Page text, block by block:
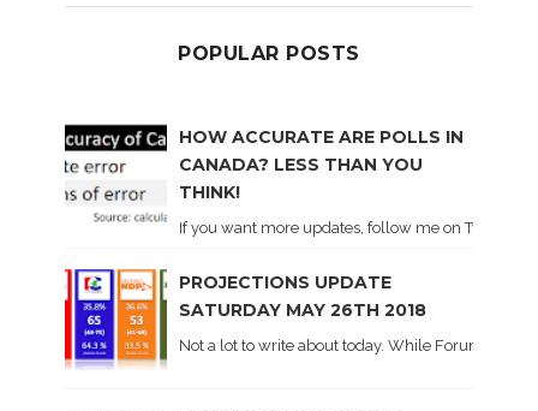
POPULAR POSTS
HOW ACCURATE ARE POLLS IN
CANADA? LESS THAN YOU
THINK!
If you want more updates, follow me on Twitter .
PROJECTIONS UPDATE
SATURDAY MAY 26TH 2018
Not a lot to write about today. While Forum did